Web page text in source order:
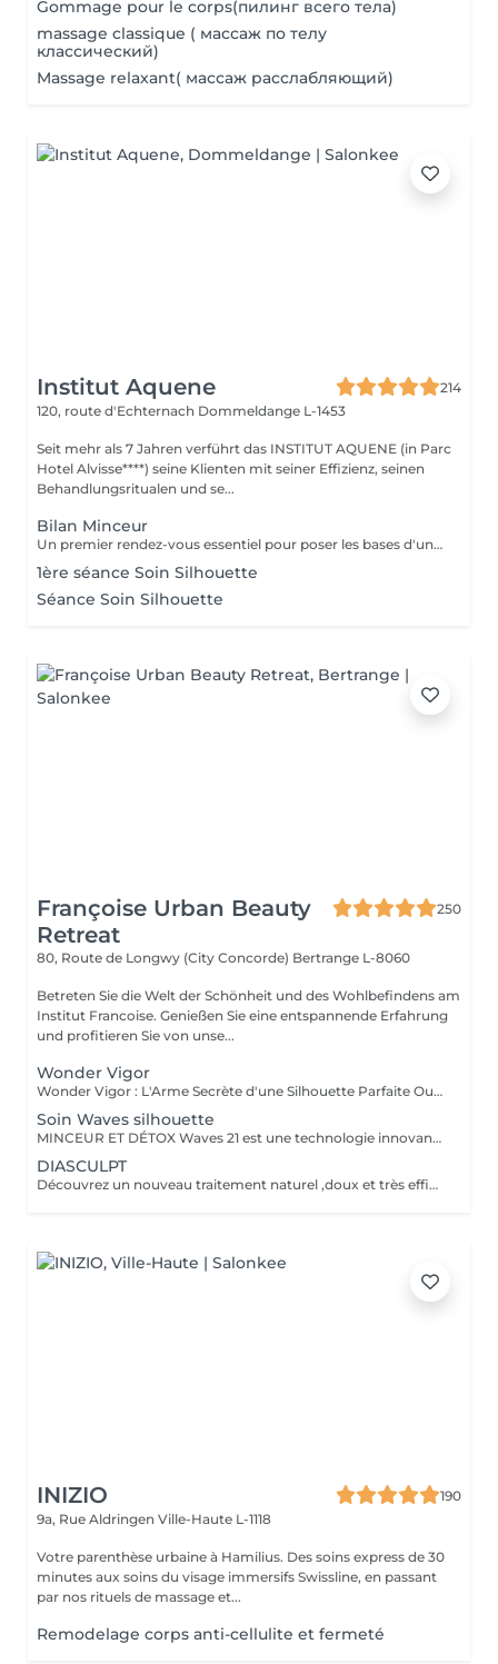
Gommage pour le corps(пилинг всего тела)
massage classique ( массаж по телу
классический)
Massage relaxant( массаж расслабляющий)
Institut Aquene
214
120, route d'Echternach Dommeldange L-1453
Seit mehr als 7 Jahren verführt das INSTITUT AQUENE (in Parc
Hotel Alvisse****) seine Klienten mit seiner Effizienz, seinen
Behandlungsritualen und se...
Bilan Minceur
Un premier rendez-vous essentiel pour poser les bases d'un accompagnement efficace et personnalisé. Lors de ce bilan, nous analysons votre morphologie, vos habitudes, votre hygiène de vie et vos objectifs. Cela nous permet de comprendre les causes profondes de vos difficultés et de définir ensemble un programme adapté : soins, fréquence, conseils, cosmétique, hygiène de vie. Objectif : construire un plan minceur global, réaliste et efficace, en lien avec votre corps et vos besoins.
1ère séance Soin Silhouette
Séance Soin Silhouette
Françoise Urban Beauty
Retreat
250
80, Route de Longwy (City Concorde) Bertrange L-8060
Betreten Sie die Welt der Schönheit und des Wohlbefindens am
Institut Francoise. Genießen Sie eine entspannende Erfahrung
und profitieren Sie von unse...
Wonder Vigor
Wonder Vigor : L'Arme Secrète d'une Silhouette Parfaite Oubliez les méthodes ordinaires. Wonder Vigor est la première et unique technologie au monde à fusionner thermogenèse intelligente et contraction musculaire hélicoïdale pour détruire la graisse et sculpter le corps avec une précision chirurgicale sans bistouri, sans douleur, sans compromis. Propulsé par Thermodexia, un brevet exclusif, ce système agit en profondeur pour des résultats visibles, mesurables, et inégalés. Une expérience ultra-confortable, des effets immédiats et durables parce que votre corps mérite l'excellence absolue. Exclusivement chez nous. Parce que le génie ne se partage pas. Prêt à transformer votre corps ? Venez vivre l'expérience Wonder Vigor.
Soin Waves silhouette
MINCEUR ET DÉTOX Waves 21 est une technologie innovante aux effets rééquilibrant , minceurs et détox permettant une action ciblée sur les différentes zones que l'on souhaite amincir. Grâce a l'association de électrostimulation des métamères en lien direct avec les organes , et d'un traitement par le froid intense , ce soin , relance le système lymphatique et veineux Les tissus sont détoxifiés en profondeur , la silhouette ré harmonisée , et les imperfections telle la cellulite , et la graisse abdominale sont visiblement réduites , dès la première séance .
DIASCULPT
Découvrez un nouveau traitement naturel ,doux et très efficace pour éliminer les surcharges graisseuses localisées : abdomen, hanches ,genoux , bras , fesses ,les résultats sont visibles immédiatement .Cette technique permet également de soigner la cellulite, et raffermir les zones relâchées en renforçant la fabrication d'un bon collagène.
INIZIO
190
9a, Rue Aldringen Ville-Haute L-1118
Votre parenthèse urbaine à Hamilius. Des soins express de 30
minutes aux soins du visage immersifs Swissline, en passant
par nos rituels de massage et...
Remodelage corps anti-cellulite et fermeté